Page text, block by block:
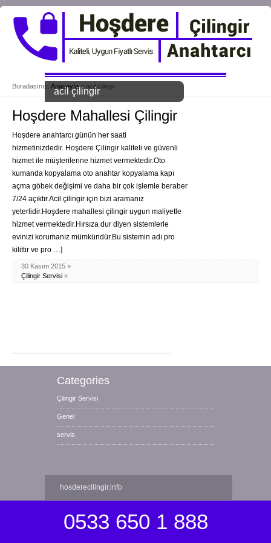
acil çilingir
0533 650 1 888
Buradasınız: Anasayfa » acil çilingir
Hoşdere Mahallesi Çilingir
Hoşdere anahtarcı günün her saati
hizmetinizdedir. Hoşdere Çilingir kaliteli ve güvenli
hizmet ile müşterilerine hizmet vermektedir.Oto
kumanda kopyalama oto anahtar kopyalama kapı
açma göbek değişimi ve daha bir çok işlemle beraber
7/24 açıktır.Acil çilingir için bizi aramanız
yeterlidir.Hoşdere mahallesi çilingir uygun maliyetle
hizmet vermektedir.Hırsıza dur diyen sistemlerle
evinizi korumanız mümkündür.Bu sistemin adı pro
kilittir ve pro …]
30 Kasım 2015 »
Çilingir Servisi »
Categories
Çilingir Servisi
Genel
servis
hosderecilingir.info